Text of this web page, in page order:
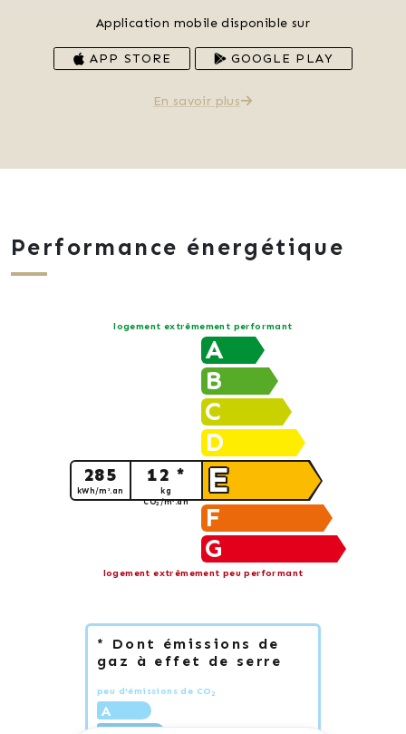
Application mobile disponible sur
APP STORE GOOGLE PLAY
En savoir plus
Performance énergétique
logement extrêmement performant
A
B
C
D
E
285
kWh/m².an
12 *
kg
CO2/m².an
F
G
logement extrêmement peu performant
* Dont émissions de
gaz à effet de serre
peu d'émissions de CO 2
A